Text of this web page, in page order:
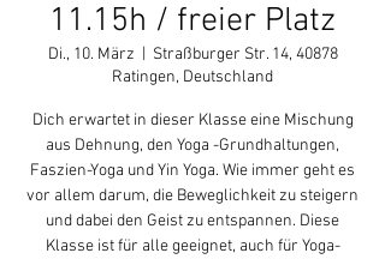
11.15h / freier Platz
Di., 10. März
Straßburger Str. 14, 40878
Ratingen, Deutschland
Dich erwartet in dieser Klasse eine Mischung
aus Dehnung, den Yoga -Grundhaltungen,
Faszien-Yoga und Yin Yoga. Wie immer geht es
vor allem darum, die Beweglichkeit zu steigern
und dabei den Geist zu entspannen. Diese
Klasse ist für alle geeignet, auch für Yoga-